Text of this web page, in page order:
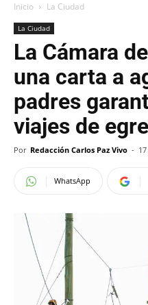
Inicio La Ciudad
La Ciudad
La Cámara
una carta a
padres
viajes de
Por Redacción Carlos Paz Vivo -
WhatsApp